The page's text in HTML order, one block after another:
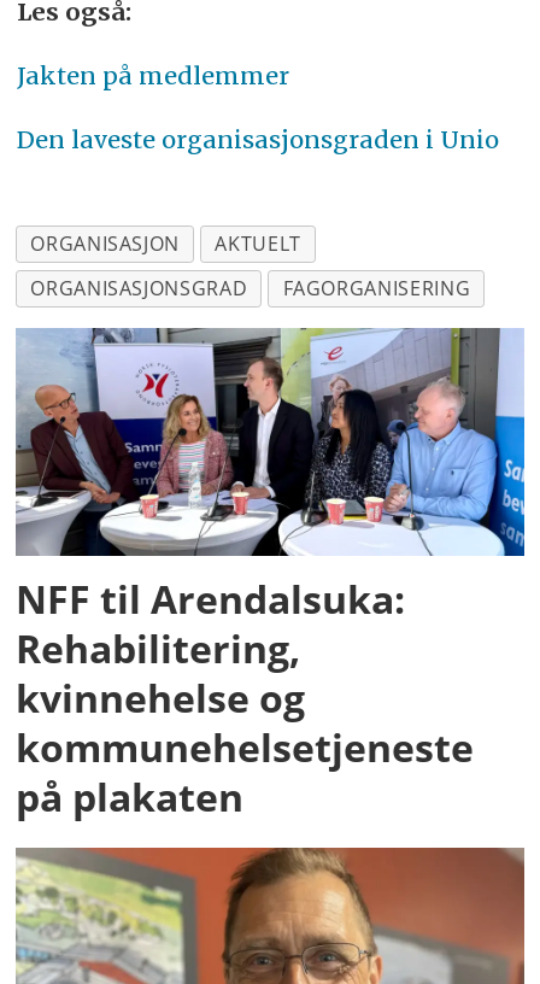
Les også:
Jakten på medlemmer
Den laveste organisasjonsgraden i Unio
ORGANISASJON
AKTUELT
ORGANISASJONSGRAD
FAGORGANISERING
NFF til Arendalsuka:
Rehabilitering,
kvinnehelse og
kommunehelsetjeneste
på plakaten